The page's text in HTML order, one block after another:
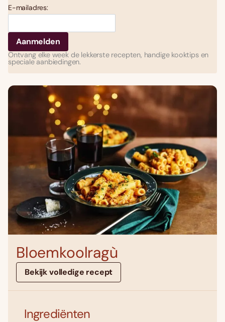
E-mailadres:
Ontvang elke week de lekkerste recepten, handige kooktips en
speciale aanbiedingen.
Bloemkoolragù
Bekijk volledige recept
Ingrediënten